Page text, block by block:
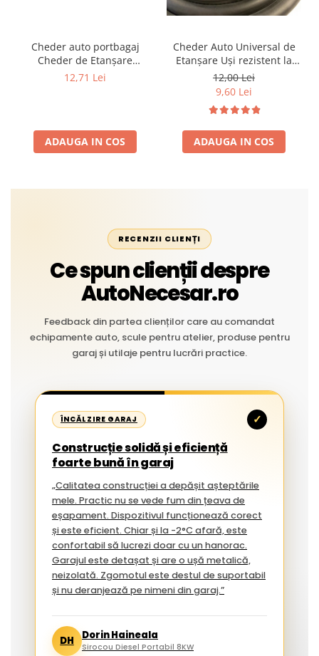
Cheder auto portbagaj
Cheder de Etanșare
Profesional din Cauciuc -
Liniar
12,71 Lei
ADAUGA IN COS
Cheder Auto Universal de
Etanșare Uși rezistent la
intemperii, raze UV,
îmbătrânire și temperaturi
extreme
12,00 Lei
9,60 Lei
ADAUGA IN COS
RECENZII CLIENȚI
Ce spun clienții despre
AutoNecesar.ro
Feedback din partea clienților care au comandat
echipamente auto, scule pentru atelier, produse pentru
garaj și utilaje pentru lucrări practice.
ÎNCĂLZIRE GARAJ ✓
Construcție solidă și eficiență
foarte bună în garaj
„Calitatea construcției a depășit așteptările
mele. Practic nu se vede fum din țeava de
eșapament. Dispozitivul funcționează corect
și este eficient. Chiar și la -2°C afară, este
confortabil să lucrezi doar cu un hanorac.
Garajul este detașat și are o ușă metalică,
neizolată. Zgomotul este destul de suportabil
și nu deranjează pe nimeni din garaj.”
DH Dorin Haineala
Sirocou Diesel Portabil 8KW